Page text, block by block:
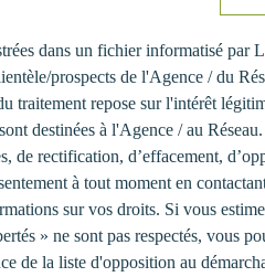
dans un fichier informatisé par
prospects de l'Agence / du
traitement repose sur l'intérêt
destinées à l'Agence / au
de rectification, d’effacement,
à tout moment en
sur vos droits. Si vous
» ne sont pas respectés, vous
de la liste d'opposition au